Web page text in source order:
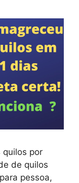
quilos por
de quilos
pessoa,